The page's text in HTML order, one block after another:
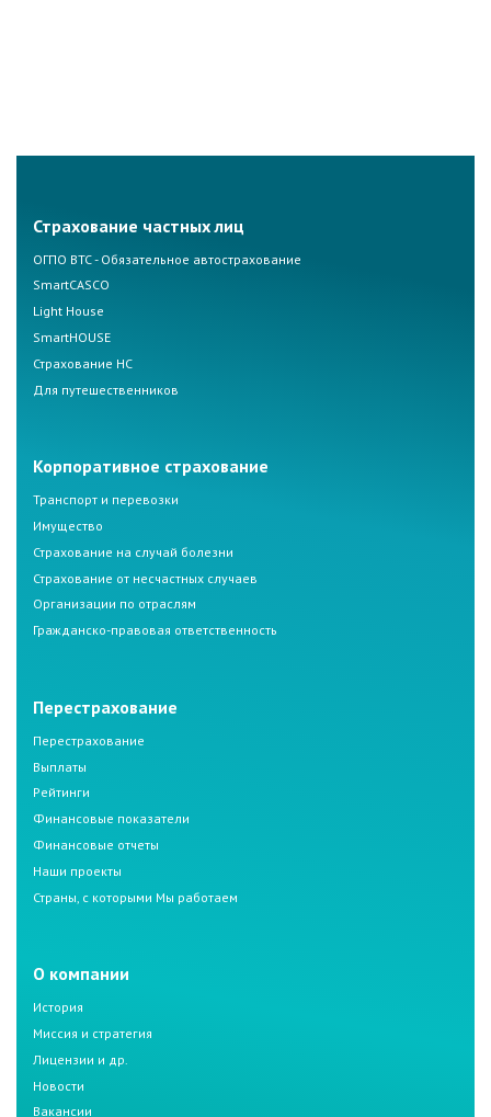
Страхование частных лиц
ОГПО ВТС - Обязательное автострахование
SmartCASCO
Light House
SmartHOUSE
Страхование НС
Для путешественников
Корпоративное страхование
Транспорт и перевозки
Имущество
Страхование на случай болезни
Страхование от несчастных случаев
Организации по отраслям
Гражданско-правовая ответственность
Перестрахование
Перестрахование
Выплаты
Рейтинги
Финансовые показатели
Финансовые отчеты
Наши проекты
Страны, с которыми Мы работаем
О компании
История
Миссия и стратегия
Лицензии и др.
Новости
Вакансии